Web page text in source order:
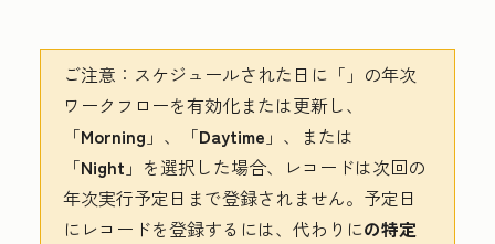
ご注意： スケジュールされた日に「 」の年次
ワークフローを有効化または更新し、
「Morning 」、「Daytime 」、または
「Night 」を選択した場合、レコードは次回の
年次実行予定日まで登録されません。予定日
にレコードを登録するには、代わりにの特定